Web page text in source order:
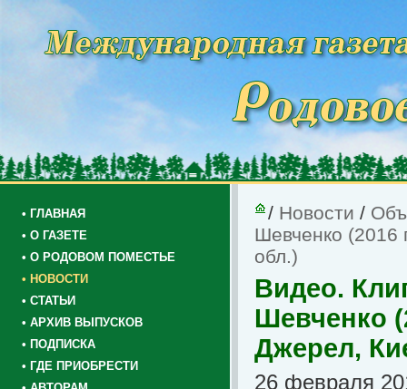
• ГЛАВНАЯ
• О ГАЗЕТЕ
• О РОДОВОМ ПОМЕСТЬЕ
• НОВОСТИ
• СТАТЬИ
• АРХИВ ВЫПУСКОВ
• ПОДПИСКА
• ГДЕ ПРИОБРЕСТИ
/ Новости /
Шевченко (2016
обл.)
Видео.
Шевченко
Джерел,
26 февраля